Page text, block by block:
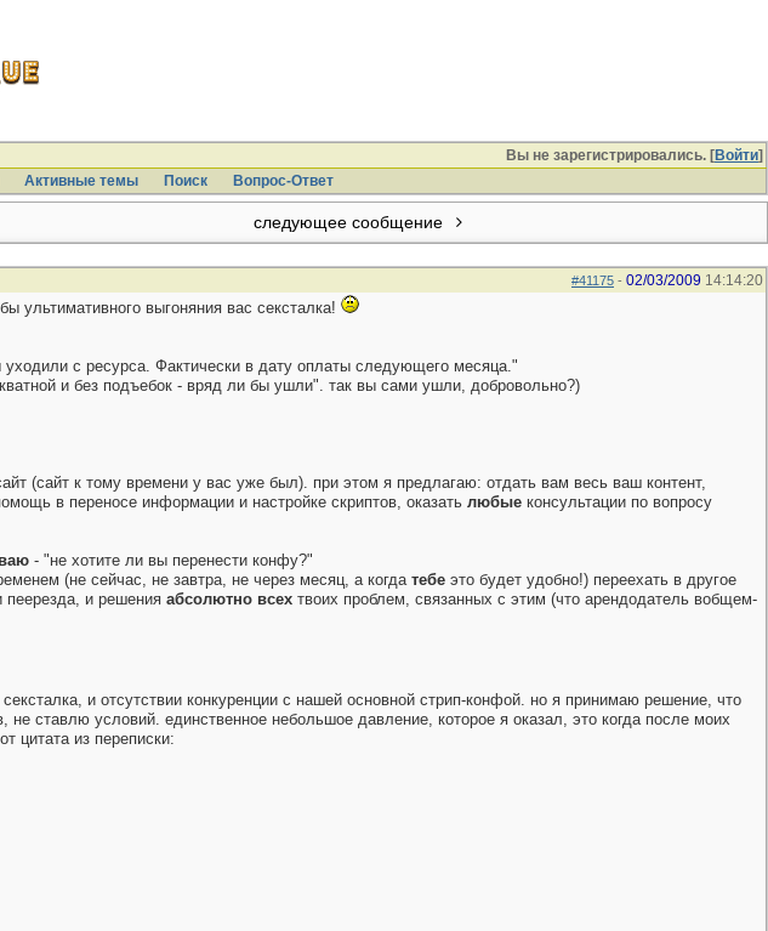
Вы не зарегистрировались. [Войти]
Активные темы Поиcк Вопрос-Ответ
следующее сообщение
#41175 - 02/03/2009 14:14:20
ультимативного выгоняния вас сексталка!
с ресурса. Фактически в дату оплаты следующего месяца."
и без подъебок - вряд ли бы ушли". так вы сами ушли, добровольно?)
(сайт к тому времени у вас уже был). при этом я предлагаю: отдать вам весь ваш контент,
в переносе информации и настройке скриптов, оказать любые консультации по вопросу
- "не хотите ли вы перенести конфу?"
(не сейчас, не завтра, не через месяц, а когда тебе это будет удобно!) переехать в другое
пеерезда, и решения абсолютно всех твоих проблем, связанных с этим (что арендодатель вобщем-
и отсутствии конкуренции с нашей основной стрип-конфой. но я принимаю решение, что
ставлю условий. единственное небольшое давление, которое я оказал, это когда после моих
цитата из переписки: